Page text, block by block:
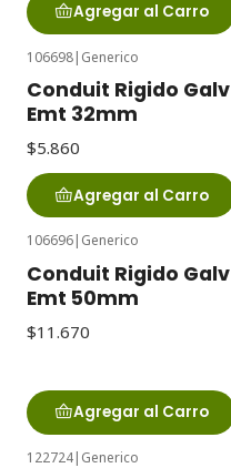
Agregar al Carro
106698| Generico
Conduit Rigido Galv
Emt 32mm
$5.860
Agregar al Carro
106696| Generico
Conduit Rigido Galv
Emt 50mm
$11.670
Agregar al Carro
122724| Generico